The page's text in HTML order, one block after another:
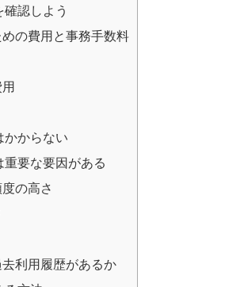
認しよう
の費用と事務手数料
かからない
要な要因がある
の高さ
利用履歴があるか